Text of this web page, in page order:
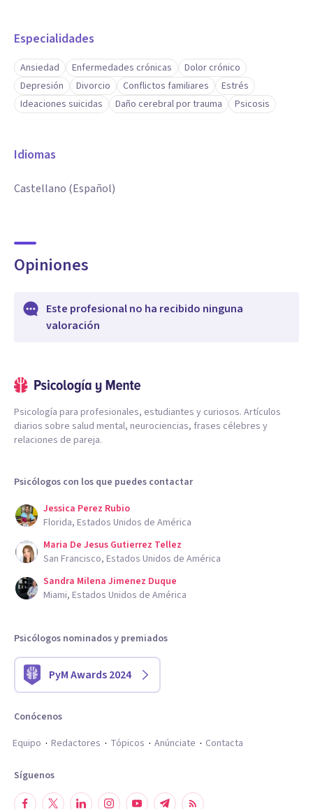
Especialidades
Ansiedad Enfermedades crónicas
Dolor crónico
Depresión
Divorcio Conflictos familiares
Estrés
Ideaciones suicidas
Daño cerebral por trauma Psicosis
Idiomas
Castellano (Español)
Opiniones
Este profesional no ha recibido ninguna
valoración
Psicología para profesionales, estudiantes y curiosos. Artículos
diarios sobre salud mental, neurociencias, frases célebres y
relaciones de pareja.
Psicólogos con los que puedes contactar
Jessica Perez Rubio
Florida, Estados Unidos de América
Maria De Jesus Gutierrez Tellez
San Francisco, Estados Unidos de América
Sandra Milena Jimenez Duque
Miami, Estados Unidos de América
Psicólogos nominados y premiados
PyM Awards 2024
Conócenos
Equipo
Redactores Tópicos Anúnciate Contacta
Síguenos